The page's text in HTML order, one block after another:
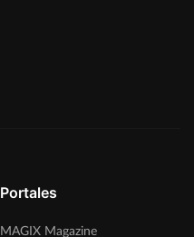
Portales
MAGIX Magazine